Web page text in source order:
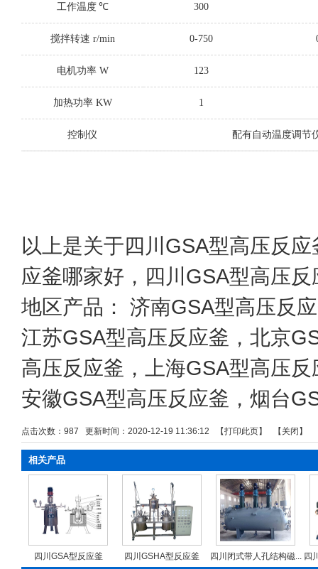
工作温度 ℃ 300
搅拌转速 r/min 0-750
电机功率W 123
加热功率 KW 1
控制仪 配有自动温度调节
以上是关于四川GSA型高压反
应釜哪家好，四川GSA型高压
地区产品： 济南GSA型高压反
江苏GSA型高压反应釜 ， 北京
高压反应釜 ，
上海GSA型高压
安徽GSA型高压反应釜 ， 烟台
点击次数： 987 更新时间：2020-12-19 11:36:12 【打印此页】 【关闭】
相关产品
四川GSA型反应釜 四川GSHA型反应釜 四川闭式带人孔结构磁... 四